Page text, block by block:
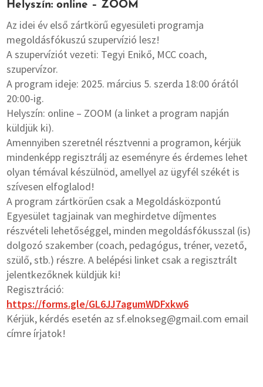
Helyszín: online – ZOOM
Az idei év első zártkörű egyesületi programja
megoldásfókuszú szupervízió lesz!
A szupervíziót vezeti: Tegyi Enikő, MCC coach,
szupervízor.
A program ideje: 2025. március 5. szerda 18:00 órától
20:00-ig.
Helyszín: online – ZOOM (a linket a program napján
küldjük ki).
Amennyiben szeretnél résztvenni a programon, kérjük
mindenképp regisztrálj az eseményre és érdemes lehet
olyan témával készülnöd, amellyel az ügyfél székét is
szívesen elfoglalod!
A program zártkörűen csak a Megoldásközpontú
Egyesület tagjainak van meghirdetve díjmentes
részvételi lehetőséggel, minden megoldásfókusszal (is)
dolgozó szakember (coach, pedagógus, tréner, vezető,
szülő, stb.) részre. A belépési linket csak a regisztrált
jelentkezőknek küldjük ki!
Regisztráció:
https://forms.gle/GL6JJ7agumWDFxkw6
Kérjük, kérdés esetén az sf.elnokseg@gmail.com email
címre írjatok!